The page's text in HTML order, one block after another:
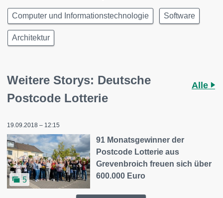
Computer und Informationstechnologie Software
Architektur
Weitere Storys: Deutsche
Postcode Lotterie
Alle
19.09.2018 – 12:15
5
91 Monatsgewinner der
Postcode Lotterie aus
Grevenbroich freuen sich über
600.000 Euro